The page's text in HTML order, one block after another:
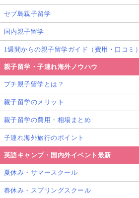
▲Curious George
子どもたちにも大人気の「おさる
セブ島親子留学
国内親子留学
1週間からの親子留学ガイド（費用・口コミ）
親子留学・子連れ海外ノウハウ
プチ親子留学とは？
親子留学のメリット
親子留学の費用・相場まとめ
子連れ海外旅行のポイント
英語キャンプ・国内外イベント最新
夏休み・サマースクール
春休み・スプリングスクール